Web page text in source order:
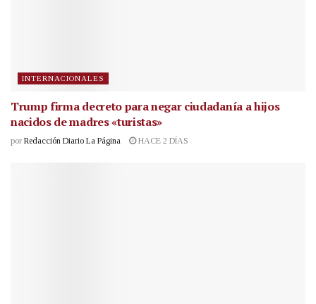
INTERNACIONALES
Trump firma decreto para negar ciudadanía a hijos
nacidos de madres «turistas»
por Redacción Diario La Página HACE 2 DÍAS